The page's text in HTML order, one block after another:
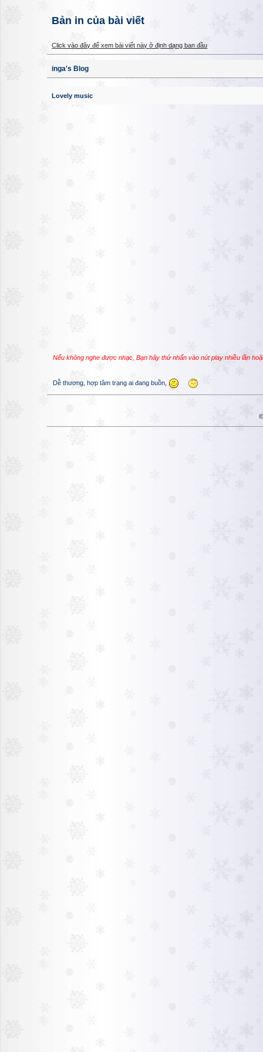
Bản in của bài viết
Click vào đây để xem bài viết này ở định dạng ban đầu
inga's Blog
Lovely music
Nếu không nghe được nhạc, Bạn hãy thử nhấn vào nút play nhiều lần
Dễ thương, hợp tâm trạng ai đang buồn,